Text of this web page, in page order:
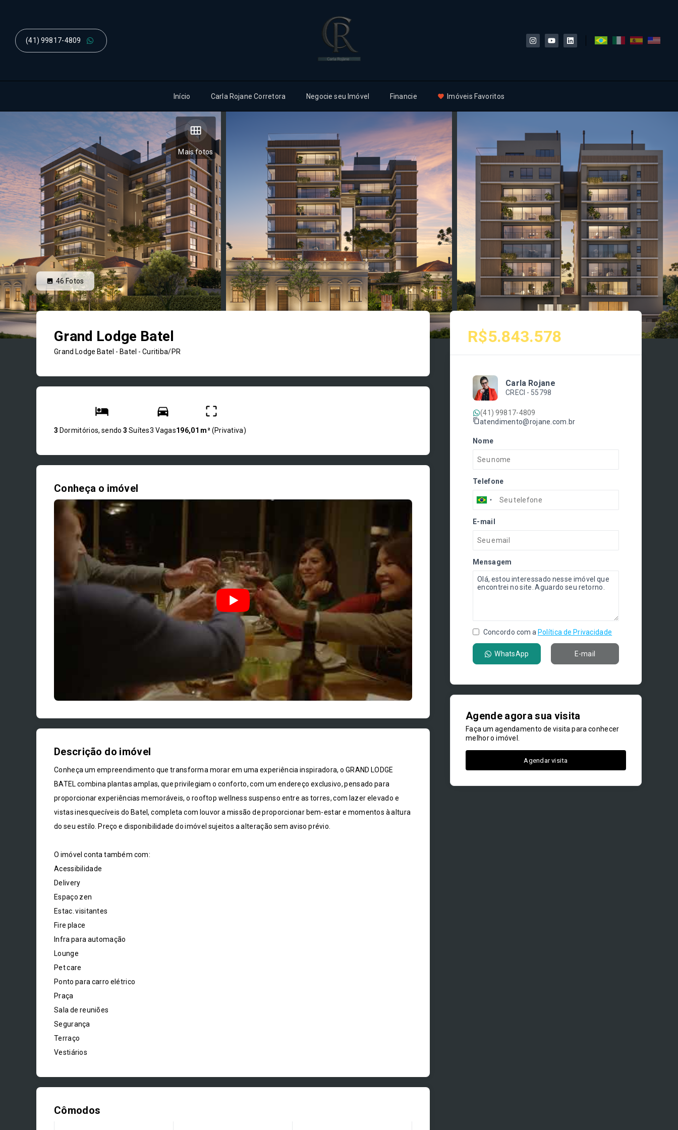
(41) 99817-4809
Início Carla Rojane Corretora Negocie seu Imóvel Financie Imóveis Favoritos
Mais fotos
46 Fotos
Grand Lodge Batel
Grand Lodge Batel - Batel - Curitiba/PR
3 Dormitórios, sendo3 Suítes3 Vagas196,01 m²(Privativa)
Conheça o imóvel
Descrição do imóvel
Conheça um empreendimento que transforma morar em uma experiência inspiradora, o GRAND LODGE
BATEL combina plantas amplas, que privilegiam o conforto, com um endereço exclusivo, pensado para
proporcionar experiências memoráveis, o rooftop wellness suspenso entre as torres, com lazer elevado e
vistas inesquecíveis do Batel, completa com louvor a missão de proporcionar bem-estar e momentos à altura
do seu estilo. Preço e disponibilidade do imóvel sujeitos a alteração sem aviso prévio.
O imóvel conta também com:
Acessibilidade
Delivery
Espaço zen
Estac. visitantes
Fire place
Infra para automação
Lounge
Pet care
Ponto para carro elétrico
Praça
Sala de reuniões
Segurança
Terraço
Vestiários
Cômodos
R$5.843.578
Carla Rojane
CRECI - 55798
(41) 99817-4809
atendimento@rojane.com.br
Nome
Telefone
E-mail
Mensagem
Concordo com a Política de Privacidade
WhatsApp E-mail
Agende agora sua visita
Faça um agendamento de visita para conhecer
melhor o imóvel.
Agendar visita